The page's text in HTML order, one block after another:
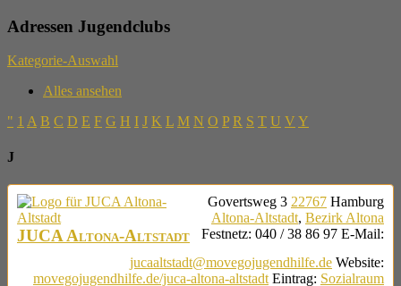
Adressen Jugendclubs
Kategorie-Auswahl
Alles ansehen
" 1 A B C D E F G H I J K L M N O P R S T U V Y
J
JUCA Altona-Altstadt
Govertsweg 3 22767 Hamburg
Altona-Altstadt, Bezirk Altona
Festnetz: 040 / 38 86 97 E-Mail:
jucaaltstadt@movegojugendhilfe.de Website:
movegojugendhilfe.de/juca-altona-altstadt Eintrag: Sozialraum